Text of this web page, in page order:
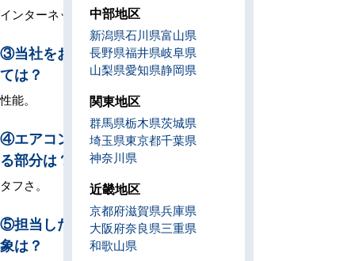
インターネット。
③当社をお選びいただいた決め
ては？
性能。
④エアコンについて重視してい
る部分は？
タフさ。
⑤担当した営業・現場担当の印
象は？
中部地区
新潟県石川県富山県
長野県福井県岐阜県
山梨県愛知県静岡県
関東地区
群馬県栃木県茨城県
埼玉県東京都千葉県
神奈川県
近畿地区
京都府滋賀県兵庫県
大阪府奈良県三重県
和歌山県